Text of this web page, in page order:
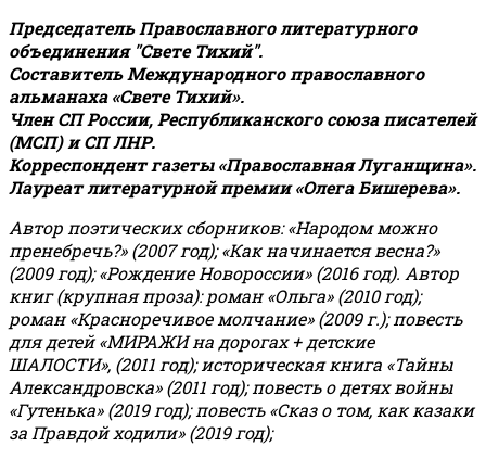
Председатель Православного литературного
объединения "Свете Тихий".
Составитель Международного православного
альманаха «Свете Тихий».
Член СП России, Республиканского союза писателей
(МСП) и СП ЛНР.
Корреспондент газеты «Православная Луганщина».
Лауреат литературной премии «Олега Бишерева».
Автор поэтических сборников: «Народом можно
пренебречь?» (2007 год); «Как начинается весна?»
(2009 год); «Рождение Новороссии» (2016 год). Автор
книг (крупная проза): роман «Ольга» (2010 год);
роман «Красноречивое молчание» (2009 г.); повесть
для детей «МИРАЖИ на дорогах + детские
ШАЛОСТИ», (2011 год); историческая книга «Тайны
Александровска» (2011 год); повесть о детях войны
«Гутенька» (2019 год); повесть «Сказ о том, как казаки
за Правдой ходили» (2019 год);